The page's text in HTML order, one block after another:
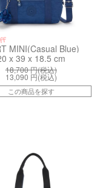
MINI(Casual Blue)
x 39 x 18.5 cm
18,700円(税込)
13,090 円(税込)
この商品を探す